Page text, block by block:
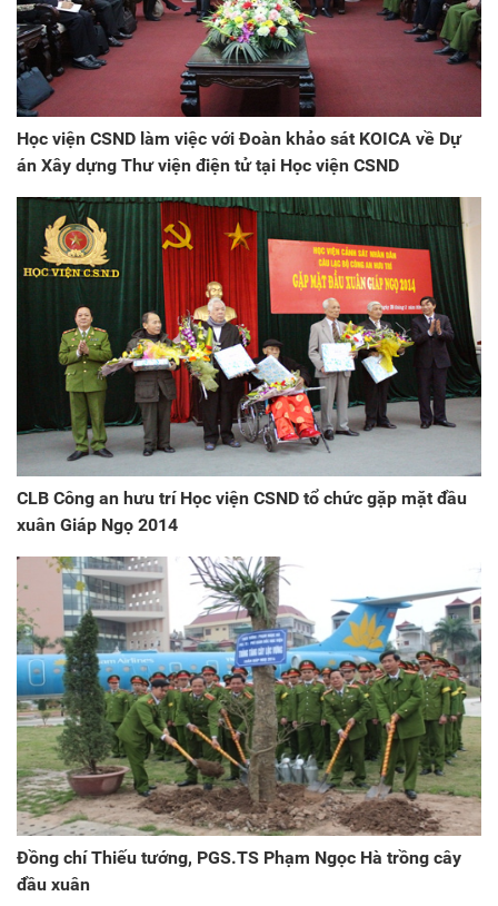
Học viện CSND làm việc với Đoàn khảo sát KOICA về Dự
án Xây dựng Thư viện điện tử tại Học viện CSND
CLB Công an hưu trí Học viện CSND tổ chức gặp mặt đầu
xuân Giáp Ngọ 2014
Đồng chí Thiếu tướng, PGS.TS Phạm Ngọc Hà trồng cây
đầu xuân